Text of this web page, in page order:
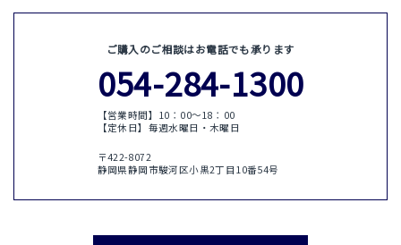
ご購入のご相談はお電話でも承ります
054-284-1300
【営業時間】10：00〜18：00
【定休日】毎週水曜日・木曜日
〒422-8072
静岡県静岡市駿河区小黒2丁目10番54号